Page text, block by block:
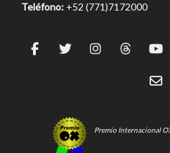
Teléfono: +52 (771)7172000
Premio Internacional